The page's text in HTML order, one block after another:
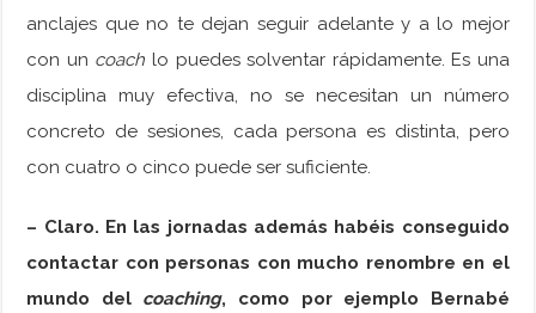
anclajes que no te dejan seguir adelante y a lo mejor
con un coach lo puedes solventar rápidamente. Es una
disciplina muy efectiva, no se necesitan un número
concreto de sesiones, cada persona es distinta, pero
con cuatro o cinco puede ser suficiente.
– Claro. En las jornadas además habéis conseguido
contactar con personas con mucho renombre en el
mundo del coaching, como por ejemplo Bernabé